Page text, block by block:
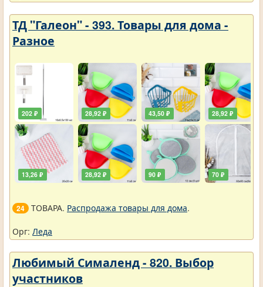
ТД "Галеон" - 393. Товары для дома -
Разное
202 ₽
13,26 ₽
28,92 ₽
28,92 ₽
43,50 ₽
90 ₽
28,92 ₽
70 ₽
24 ТОВАРА. Распродажа товары для дома.
Орг: Леда
Любимый Сималенд - 820. Выбор
участников